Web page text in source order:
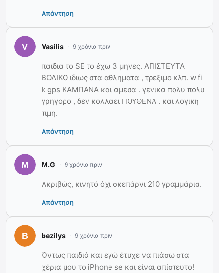
Απάντηση
Vasilis 9 χρόνια πριν
παιδια το SE το έχω 3 μηνες. ΑΠΙΣΤΕΥΤΑ
ΒΟΛΙΚΟ ιδιως στα αθληματα , τρεξιμο κλπ. wifi
k gps ΚΑΜΠΑΝΑ και αμεσα . γενικα πολυ πολυ
γρηγορο , δεν κολλαει ΠΟΥΘΕΝΑ . και λογικη
τιμη.
Απάντηση
M.G 9 χρόνια πριν
Ακριβώς, κινητό όχι σκεπάρνι 210 γραμμάρια.
Απάντηση
bezilys 9 χρόνια πριν
Όντως παιδιά και εγώ έτυχε να πιάσω στα
χέρια μου το iPhone se και είναι απίστευτο!